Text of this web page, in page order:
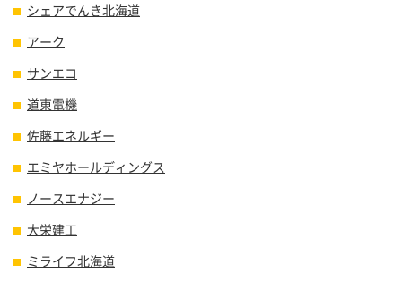
シェアでんき北海道
アーク
サンエコ
道東電機
佐藤エネルギー
エミヤホールディングス
ノースエナジー
大栄建工
ミライフ北海道